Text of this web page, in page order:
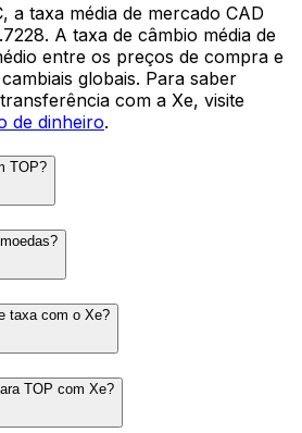
a taxa média de mercado CAD
A taxa de câmbio média de
entre os preços de compra e
globais. Para saber
com a Xe, visite
de dinheiro.
TOP?
taxa com o Xe?
TOP com Xe?